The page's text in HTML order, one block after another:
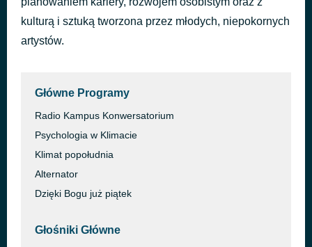
Bushbaby & Danny P
1 dzień temu
kulturą i sztuką tworzona przez młodych, niepokornych
artystów.
Główne Programy
Radio Kampus Konwersatorium
Psychologia w Klimacie
Klimat popołudnia
Alternator
Dzięki Bogu już piątek
Głośniki Główne